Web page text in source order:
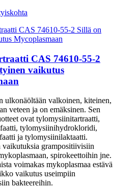
CAS 74610-55-2
vaikutus
ulkonäöltään valkoinen, kiteinen,
veteen ja on emäksinen. Sen
ovat tylomysiinitartraatti,
tylomysiinihydrokloridi,
ja tylomysiinilaktaatti.
grampositiivisiin
spirokeettoihin jne.
voimakas mykoplasmaa estävä
vaikutus useimpiin
bakteereihin.